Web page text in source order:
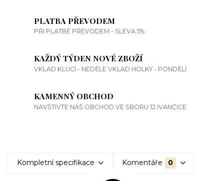
PLATBA PŘEVODEM
PŘI PLATBĚ PŘEVODEM - SLEVA 5%
KAŽDÝ TÝDEN NOVÉ ZBOŽÍ
VKLAD KLUCI - NEDĚLE VKLAD HOLKY - PONDĚLÍ
KAMENNÝ OBCHOD
NAVŠTIVTE NÁŠ OBCHOD VE SBORU 12 IVANČICE
Kompletní specifikace Komentáře 0